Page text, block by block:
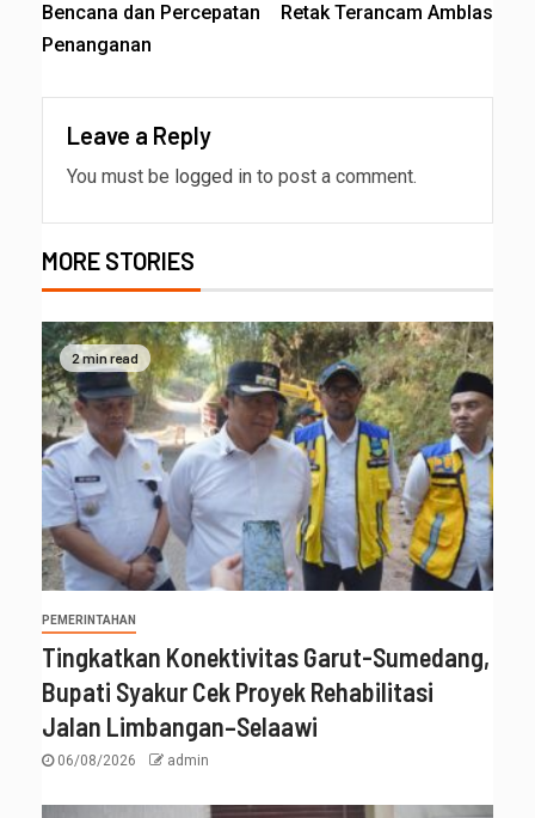
Bencana dan Percepatan
Penanganan
Retak Terancam Amblas
Leave a Reply
You must be logged in to post a comment.
MORE STORIES
2 min read
PEMERINTAHAN
Tingkatkan Konektivitas Garut-Sumedang,
Bupati Syakur Cek Proyek Rehabilitasi
Jalan Limbangan–Selaawi
06/08/2026 admin